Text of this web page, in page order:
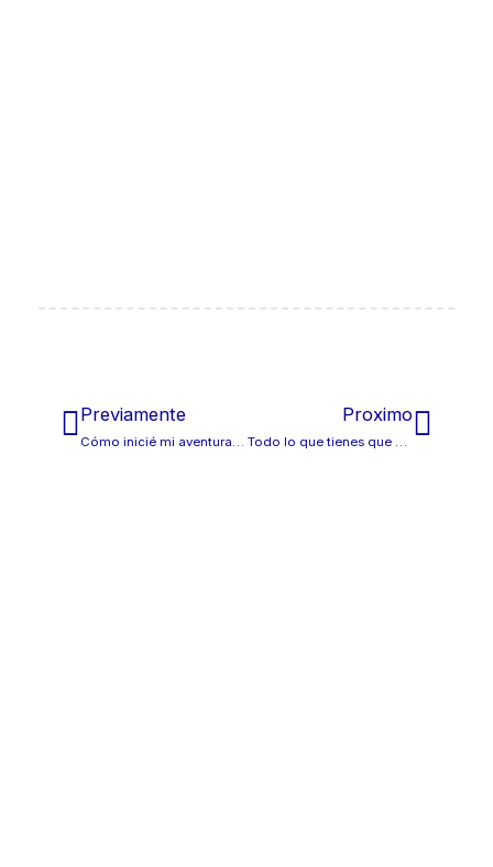
Previamente
Cómo inicié mi aventura empresarial y algunas claves para el éxito
Proximo
Todo lo que tienes que saber sobre las reformas integrales